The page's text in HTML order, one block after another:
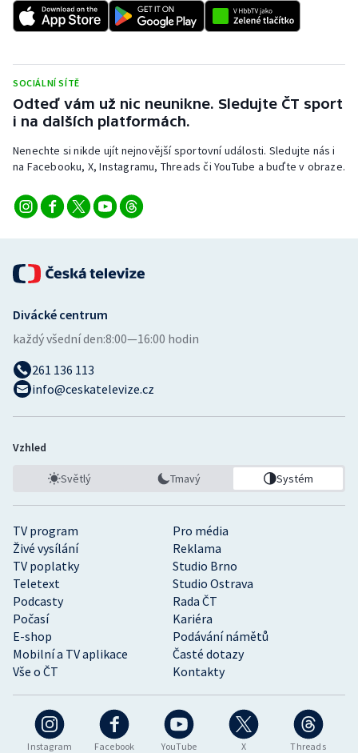
Sportovní střelba
Triatlon
Veslování
Vodní slalom
Volejbal
Ostatní
SOCIÁLNÍ SÍTĚ
Odteď vám už nic neunikne. Sledujte ČT sport
i na dalších platformách.
Nenechte si nikde ujít nejnovější sportovní události. Sledujte nás i
na Facebooku, X, Instagramu, Threads či YouTube a buďte v obraze.
Instagram Facebook YouTube X Threads
TV program
Pro média
Živé vysílání
Reklama
TV poplatky
Studio Brno
Teletext
Studio Ostrava
Podcasty
Rada ČT
Počasí
Kariéra
E-shop
Podávání námětů
Mobilní a TV aplikace
Časté dotazy
Vše o ČT
Kontakty
Divácké centrum
každý všední den:8:00—16:00 hodin
261 136 113
info@ceskatelevize.cz
Vzhled
Světlý Tmavý Systém